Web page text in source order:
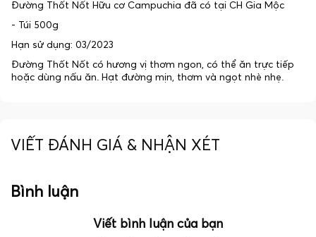
Đường Thốt Nốt Hữu cơ Campuchia đã có tại CH Gia Mộc
- Túi 500g
Hạn sử dụng: 03/2023
Đường Thốt Nốt có hương vị thơm ngon, có thể ăn trực tiếp
hoặc dùng nấu ăn. Hạt đường mịn, thơm và ngọt nhè nhẹ.
VIẾT ĐÁNH GIÁ & NHẬN XÉT
Bình luận
Viết bình luận của bạn